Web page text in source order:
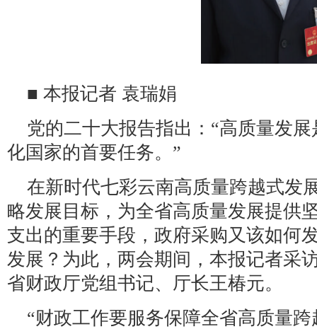
■ 本报记者 袁瑞娟
党的二十大报告指出：“高质量发
化国家的首要任务。”
在新时代七彩云南高质量跨越式发
略发展目标，为全省高质量发展提供
支出的重要手段，政府采购又该如何
发展？为此，两会期间，本报记者采
省财政厅党组书记、厅长王椿元。
“财政工作要服务保障全省高质量